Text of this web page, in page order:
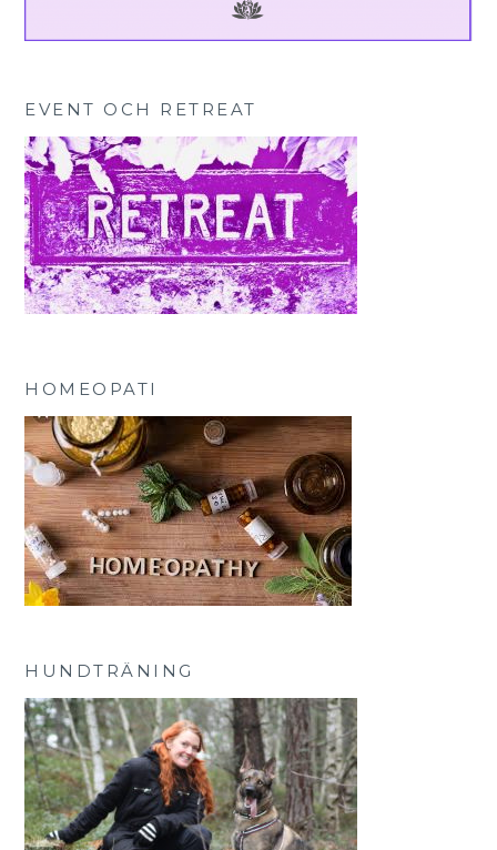
EVENT OCH RETREAT
HOMEOPATI
HUNDTRÄNING